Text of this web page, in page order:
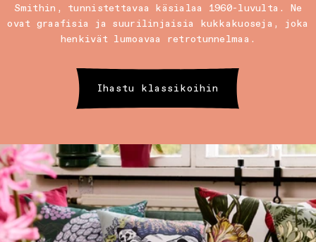
Smithin, tunnistettavaa käsialaa 1960-luvulta. Ne
ovat graafisia ja suurilinjaisia kukkakuoseja, joka
henkivät lumoavaa retrotunnelmaa.
Ihastu klassikoihin